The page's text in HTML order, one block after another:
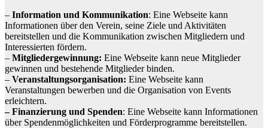
– Information und Kommunikation: Eine Webseite kann
Informationen über den Verein, seine Ziele und Aktivitäten
bereitstellen und die Kommunikation zwischen Mitgliedern und
Interessierten fördern.
– Mitgliedergewinnung: Eine Webseite kann neue Mitglieder
gewinnen und bestehende Mitglieder binden.
– Veranstaltungsorganisation: Eine Webseite kann
Veranstaltungen bewerben und die Organisation von Events
erleichtern.
– Finanzierung und Spenden: Eine Webseite kann Informationen
über Spendenmöglichkeiten und Förderprogramme bereitstellen.